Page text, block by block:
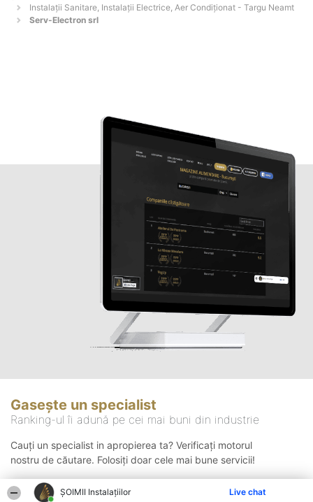
ŞOIMII Instalaţiilor Live chat
Instalații Sanitare, Instalații Electrice, Aer Condiționat - Targu Neamt
Serv-Electron srl
Gasește un specialist
Ranking-ul îi adună pe cei mai buni din industrie
Cauți un specialist in apropierea ta? Verificați motorul
nostru de căutare. Folosiți doar cele mai bune servicii!